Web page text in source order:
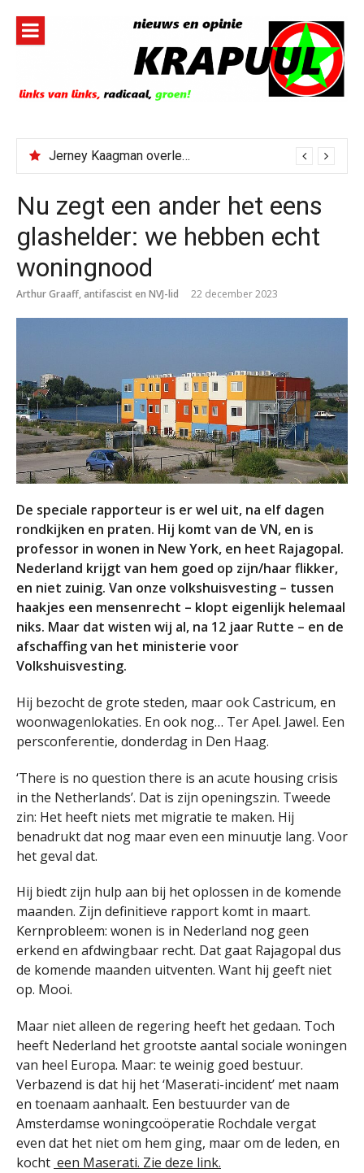
inhoud
Jerney Kaagman overleden
Nu zegt een ander het eens
glashelder: we hebben echt
woningnood
Arthur Graaff, antifascist en NVJ-lid 22 december 2023
De speciale rapporteur is er wel uit, na elf dagen
rondkijken en praten. Hij komt van de VN, en is
professor in wonen in New York, en heet Rajagopal.
Nederland krijgt van hem goed op zijn/haar flikker,
en niet zuinig. Van onze volkshuisvesting – tussen
haakjes een mensenrecht – klopt eigenlijk helemaal
niks. Maar dat wisten wij al, na 12 jaar Rutte – en de
afschaffing van het ministerie voor
Volkshuisvesting.
Hij bezocht de grote steden, maar ook Castricum, en
woonwagenlokaties. En ook nog… Ter Apel. Jawel. Een
persconferentie, donderdag in Den Haag.
‘There is no question there is an acute housing crisis
in the Netherlands’. Dat is zijn openingszin. Tweede
zin: Het heeft niets met migratie te maken. Hij
benadrukt dat nog maar even een minuutje lang. Voor
het geval dat.
Hij biedt zijn hulp aan bij het oplossen in de komende
maanden. Zijn definitieve rapport komt in maart.
Kernprobleem: wonen is in Nederland nog geen
erkend en afdwingbaar recht. Dat gaat Rajagopal dus
de komende maanden uitventen. Want hij geeft niet
op. Mooi.
Maar niet alleen de regering heeft het gedaan. Toch
heeft Nederland het grootste aantal sociale woningen
van heel Europa. Maar: te weinig goed bestuur.
Verbazend is dat hij het ‘Maserati-incident’ met naam
en toenaam aanhaalt. Een bestuurder van de
Amsterdamse woningcoöperatie Rochdale vergat
even dat het niet om hem ging, maar om de leden, en
kocht een Maserati. Zie deze link.